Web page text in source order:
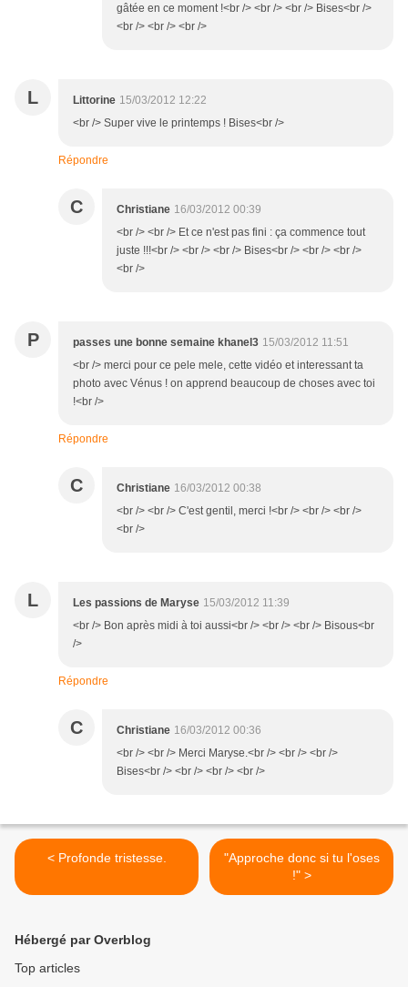
gâtée en ce moment !<br /> <br /> <br /> Bises<br />
<br /> <br /> <br />
L Littorine 15/03/2012 12:22
<br /> Super vive le printemps ! Bises<br />
Répondre
C Christiane 16/03/2012 00:39
<br /> <br /> Et ce n'est pas fini : ça commence tout
juste !!!<br /> <br /> <br /> Bises<br /> <br /> <br />
<br />
P passes une bonne semaine khanel3 15/03/2012 11:51
<br /> merci pour ce pele mele, cette vidéo et interessant ta
photo avec Vénus ! on apprend beaucoup de choses avec toi
!<br />
Répondre
C Christiane 16/03/2012 00:38
<br /> <br /> C'est gentil, merci !<br /> <br /> <br />
<br />
L Les passions de Maryse 15/03/2012 11:39
<br /> Bon après midi à toi aussi<br /> <br /> <br /> Bisous<br
/>
Répondre
C Christiane 16/03/2012 00:36
<br /> <br /> Merci Maryse.<br /> <br /> <br />
Bises<br /> <br /> <br /> <br />
< Profonde tristesse.
"Approche donc si tu l'oses
!" >
Hébergé par Overblog
Top articles